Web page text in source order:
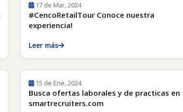
17 de Mar, 2024
#CencoRetailTour Conoce nuestra
experiencia!
Leer más
15 de Ene, 2024
Busca ofertas laborales y de practicas en
smartrecruiters.com